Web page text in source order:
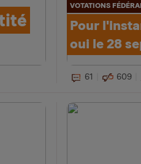
VOTATIONS
Pour
oui le 28
61 609